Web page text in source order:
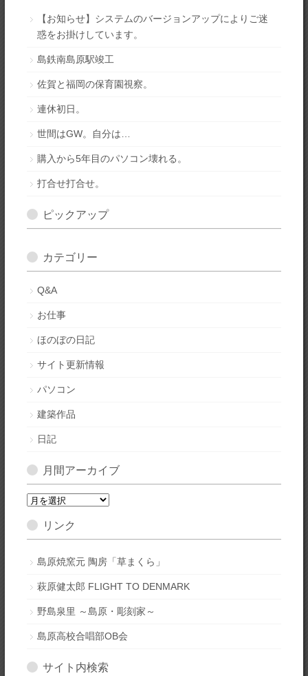
【お知らせ】システムのバージョンアップによりご迷
惑をお掛けしています。
島鉄南島原駅竣工
佐賀と福岡の保育園視察。
連休初日。
世間はGW。自分は…
購入から5年目のパソコン壊れる。
打合せ打合せ。
ピックアップ
カテゴリー
Q&A
お仕事
ほのぼの日記
サイト更新情報
パソコン
建築作品
日記
月間アーカイブ
月
ア
カ
ブ
リンク
島原焼窯元 陶房「草まくら」
萩原健太郎 FLIGHT TO DENMARK
野島泉里 ～島原・彫刻家～
島原高校合唱部OB会
サイト内検索